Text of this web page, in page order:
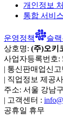
개인정보
통합 서비
운영정책
슬
상호명: (주)오키
사업자등록번호:
| 통신판매업신고
| 직업정보 제공
주소: 서울 강남
| 고객센터 :
공휴일 휴무